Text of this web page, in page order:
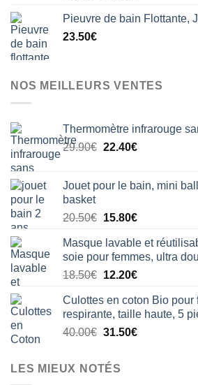
initial
actuel
Pieuvre de bain Flottante,
23.50€
NOS MEILLEURS VENTES
Thermomètre infrarouge
29.90€ Le
était :
22.40€Le
est :
Jouet pour le bain, mini
basket
20.50€ Le
initial
était :
20.50€.
15.80€Le
actuel
est :
15.80€.
Masque lavable et
soie pour femmes, ultra
18.50€ Le
initial
était :
18.50€.
12.20€Le
actuel
est :
12.20€.
Culottes en coton Bio pour
respirante, taille haute, 5
40.00€ Le
initial
était :
31.50€Le
LES MIEUX NOTÉS